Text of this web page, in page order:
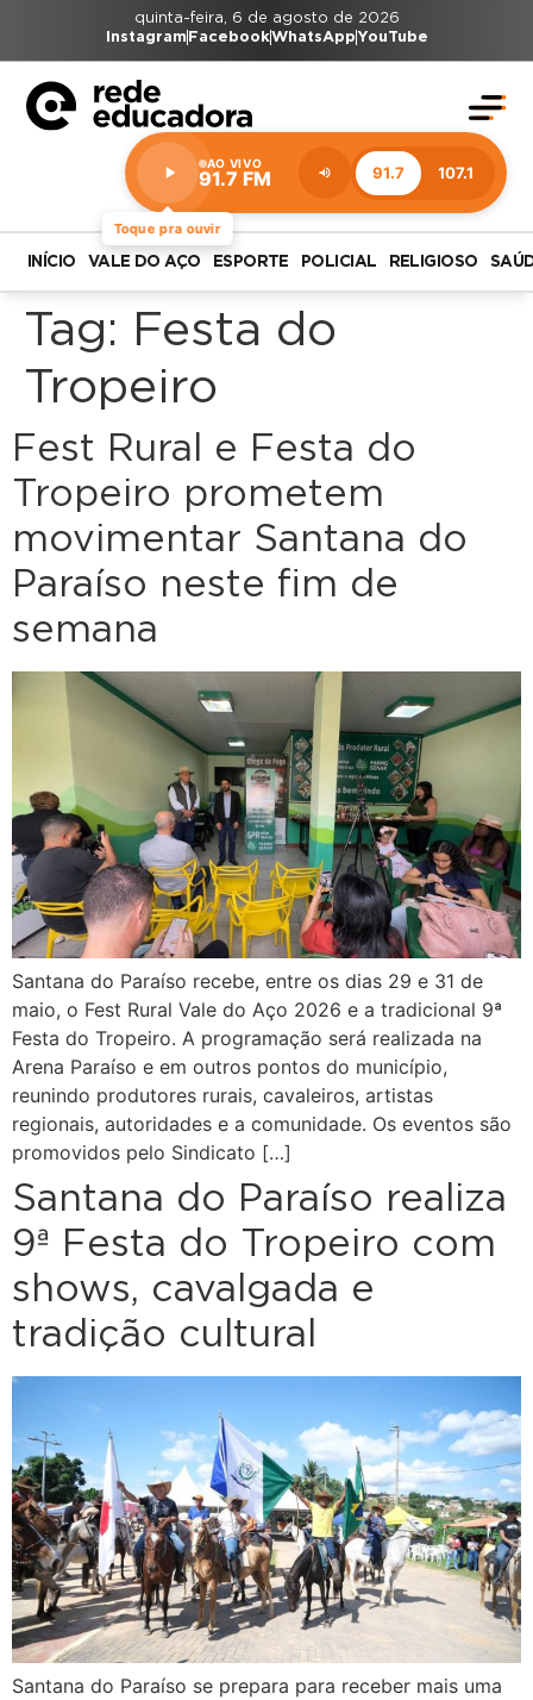
quinta-feira, 6 de agosto de 2026
Instagram FacebookWhatsAppYouTube
Toque pra ouvir
AO VIVO
91.7 FM 91.7 107.1
Estação:
91.7
FM
INÍCIO VALE DO AÇO ESPORTE POLICIAL RELIGIOSO
Tag: Festa do
Tropeiro
Fest Rural e Festa do
Tropeiro prometem
movimentar Santana do
Paraíso neste fim de
semana
Santana do Paraíso recebe, entre os dias 29 e 31 de
maio, o Fest Rural Vale do Aço 2026 e a tradicional 9ª
Festa do Tropeiro. A programação será realizada na
Arena Paraíso e em outros pontos do município,
reunindo produtores rurais, cavaleiros, artistas
regionais, autoridades e a comunidade. Os eventos são
promovidos pelo Sindicato […]
Santana do Paraíso realiza
9ª Festa do Tropeiro com
shows, cavalgada e
tradição cultural
Santana do Paraíso se prepara para receber mais uma